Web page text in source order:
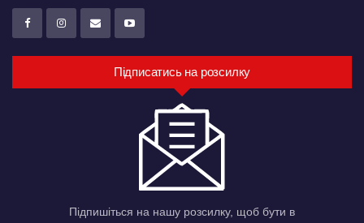
Підписатись на розсилку
Підпишіться на нашу розсилку, щоб бути в